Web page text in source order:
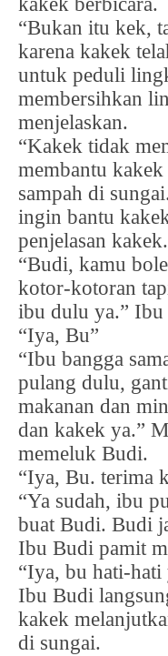
“Bukan itu kek,
karena kakek
untuk peduli
membersihkan
menjelaskan.
“Kakek tidak
membantu
sampah di
ingin bantu
penjelasan kakek.
“Budi, kamu
kotor-kotoran
ibu dulu ya.”
“Iya, Bu”
“Ibu bangga
pulang dulu,
makanan dan
dan kakek ya.”
memeluk Budi.
“Iya, Bu. terima
“Ya sudah, ibu
buat Budi. Budi
Ibu Budi pamit
“Iya, bu hati-hati
Ibu Budi
kakek
di sungai.